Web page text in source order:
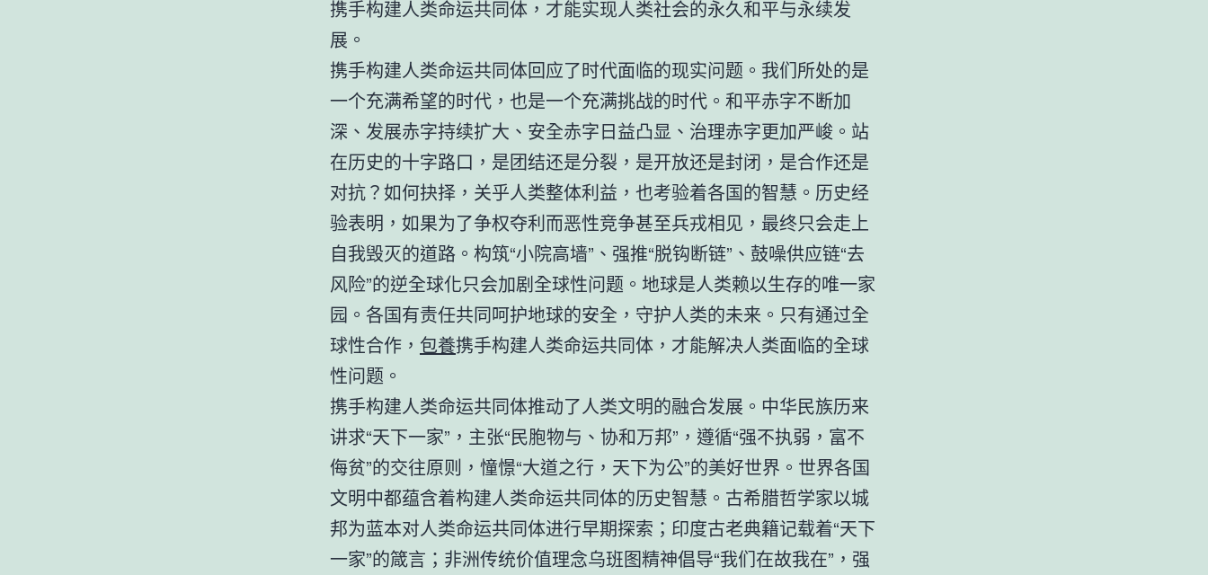
携手构建人类命运共同体，才能实现人类社会的永久和平与永续发
展。
携手构建人类命运共同体回应了时代面临的现实问题。我们所处的是
一个充满希望的时代，也是一个充满挑战的时代。和平赤字不断加
深、发展赤字持续扩大、安全赤字日益凸显、治理赤字更加严峻。站
在历史的十字路口，是团结还是分裂，是开放还是封闭，是合作还是
对抗？如何抉择，关乎人类整体利益，也考验着各国的智慧。历史经
验表明，如果为了争权夺利而恶性竞争甚至兵戎相见，最终只会走上
自我毁灭的道路。构筑“小院高墙”、强推“脱钩断链”、鼓噪供应链“去
风险”的逆全球化只会加剧全球性问题。地球是人类赖以生存的唯一家
园。各国有责任共同呵护地球的安全，守护人类的未来。只有通过全
球性合作， 包養携手构建人类命运共同体，才能解决人类面临的全球
性问题。
携手构建人类命运共同体推动了人类文明的融合发展。中华民族历来
讲求“天下一家”，主张“民胞物与、协和万邦”，遵循“强不执弱，富不
侮贫”的交往原则，憧憬“大道之行，天下为公”的美好世界。世界各国
文明中都蕴含着构建人类命运共同体的历史智慧。古希腊哲学家以城
邦为蓝本对人类命运共同体进行早期探索；印度古老典籍记载着“天下
一家”的箴言；非洲传统价值理念乌班图精神倡导“我们在故我在”，强